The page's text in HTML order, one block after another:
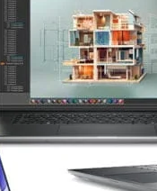
Blockchain a růst krypto